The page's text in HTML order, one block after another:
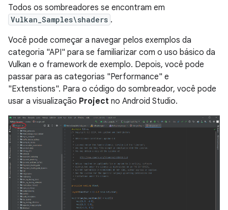
Todos os sombreadores se encontram em
Vulkan_Samples\shaders .
Você pode começar a navegar pelos exemplos da
categoria "API" para se familiarizar com o uso básico da
Vulkan e o framework de exemplo. Depois, você pode
passar para as categorias "Performance" e
"Extenstions". Para o código do sombreador, você pode
usar a visualização Project no Android Studio.